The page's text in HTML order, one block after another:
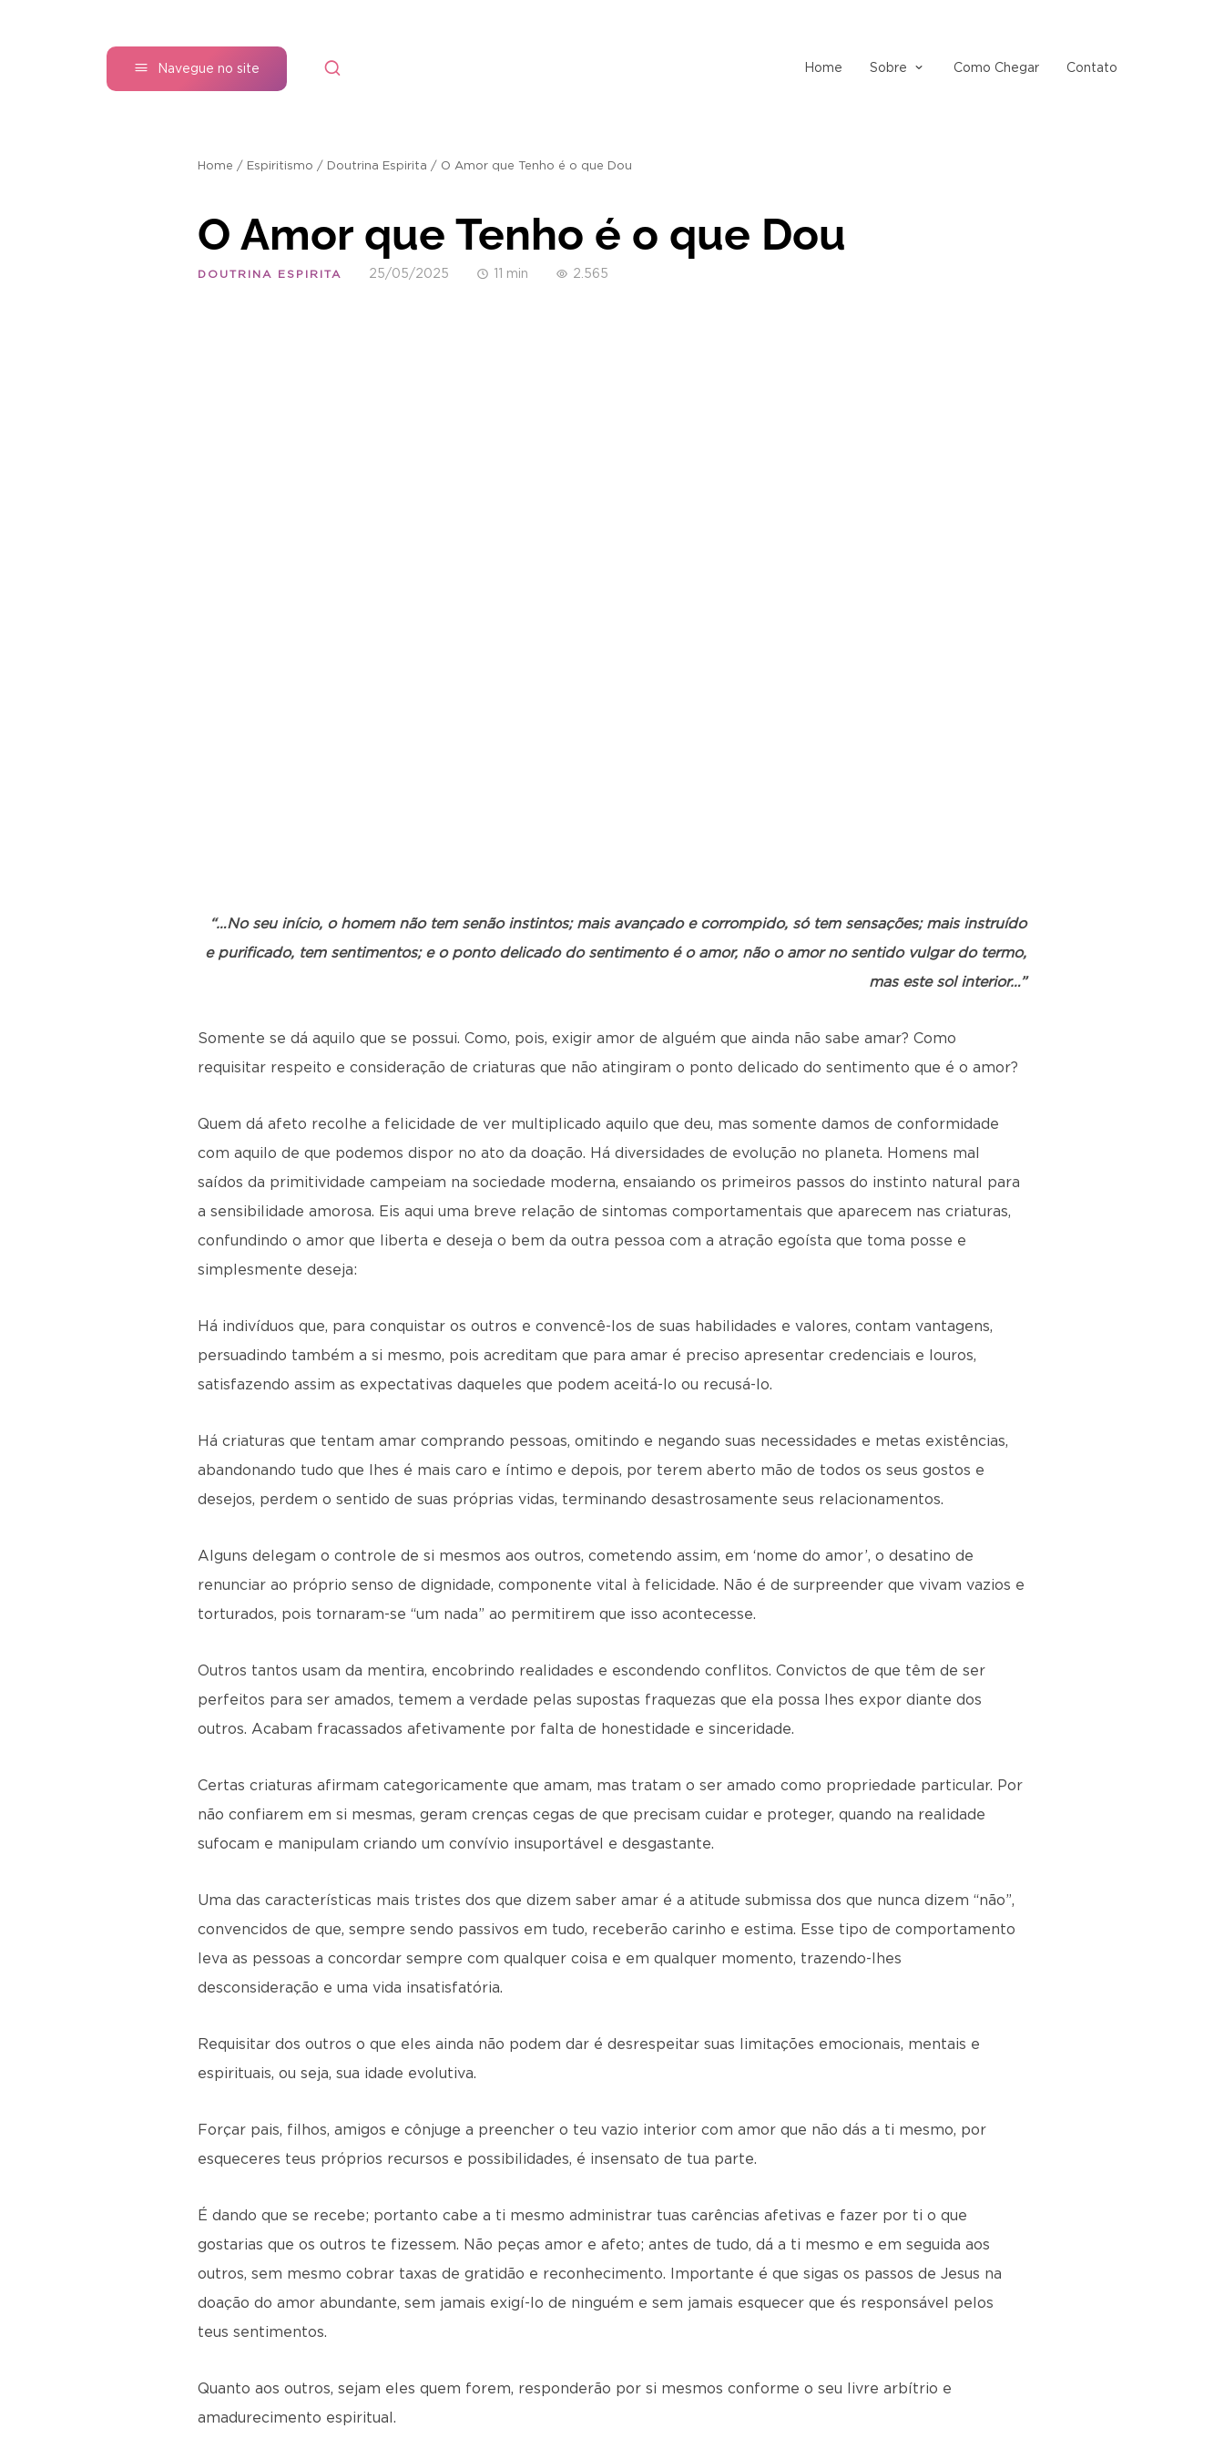
Navegue no site Home Sobre Como Chegar Contato
Home / Espiritismo / Doutrina Espirita / O Amor que Tenho é o que Dou
O Amor que Tenho é o que Dou
DOUTRINA ESPIRITA 25/05/2025 11 min 2.565
“…No seu início, o homem não tem senão instintos; mais avançado e corrompido, só tem sensações; mais instruído
e purificado, tem sentimentos; e o ponto delicado do sentimento é o amor, não o amor no sentido vulgar do termo,
mas este sol interior…”
Somente se dá aquilo que se possui. Como, pois, exigir amor de alguém que ainda não sabe amar? Como
requisitar respeito e consideração de criaturas que não atingiram o ponto delicado do sentimento que é o amor?
Quem dá afeto recolhe a felicidade de ver multiplicado aquilo que deu, mas somente damos de conformidade
com aquilo de que podemos dispor no ato da doação. Há diversidades de evolução no planeta. Homens mal
saídos da primitividade campeiam na sociedade moderna, ensaiando os primeiros passos do instinto natural para
a sensibilidade amorosa. Eis aqui uma breve relação de sintomas comportamentais que aparecem nas criaturas,
confundindo o amor que liberta e deseja o bem da outra pessoa com a atração egoísta que toma posse e
simplesmente deseja:
Há indivíduos que, para conquistar os outros e convencê-los de suas habilidades e valores, contam vantagens,
persuadindo também a si mesmo, pois acreditam que para amar é preciso apresentar credenciais e louros,
satisfazendo assim as expectativas daqueles que podem aceitá-lo ou recusá-lo.
Há criaturas que tentam amar comprando pessoas, omitindo e negando suas necessidades e metas existências,
abandonando tudo que lhes é mais caro e íntimo e depois, por terem aberto mão de todos os seus gostos e
desejos, perdem o sentido de suas próprias vidas, terminando desastrosamente seus relacionamentos.
Alguns delegam o controle de si mesmos aos outros, cometendo assim, em ‘nome do amor’, o desatino de
renunciar ao próprio senso de dignidade, componente vital à felicidade. Não é de surpreender que vivam vazios e
torturados, pois tornaram-se “um nada” ao permitirem que isso acontecesse.
Outros tantos usam da mentira, encobrindo realidades e escondendo conflitos. Convictos de que têm de ser
perfeitos para ser amados, temem a verdade pelas supostas fraquezas que ela possa lhes expor diante dos
outros. Acabam fracassados afetivamente por falta de honestidade e sinceridade.
Certas criaturas afirmam categoricamente que amam, mas tratam o ser amado como propriedade particular. Por
não confiarem em si mesmas, geram crenças cegas de que precisam cuidar e proteger, quando na realidade
sufocam e manipulam criando um convívio insuportável e desgastante.
Uma das características mais tristes dos que dizem saber amar é a atitude submissa dos que nunca dizem “não”,
convencidos de que, sempre sendo passivos em tudo, receberão carinho e estima. Esse tipo de comportamento
leva as pessoas a concordar sempre com qualquer coisa e em qualquer momento, trazendo-lhes
desconsideração e uma vida insatisfatória.
Requisitar dos outros o que eles ainda não podem dar é desrespeitar suas limitações emocionais, mentais e
espirituais, ou seja, sua idade evolutiva.
Forçar pais, filhos, amigos e cônjuge a preencher o teu vazio interior com amor que não dás a ti mesmo, por
esqueceres teus próprios recursos e possibilidades, é insensato de tua parte.
É dando que se recebe; portanto cabe a ti mesmo administrar tuas carências afetivas e fazer por ti o que
gostarias que os outros te fizessem. Não peças amor e afeto; antes de tudo, dá a ti mesmo e em seguida aos
outros, sem mesmo cobrar taxas de gratidão e reconhecimento. Importante é que sigas os passos de Jesus na
doação do amor abundante, sem jamais exigí-lo de ninguém e sem jamais esquecer que és responsável pelos
teus sentimentos.
Quanto aos outros, sejam eles quem forem, responderão por si mesmos conforme o seu livre arbítrio e
amadurecimento espiritual.